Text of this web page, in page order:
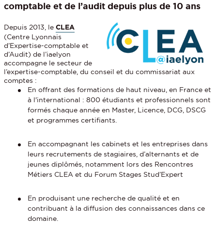
comptable et de l’audit depuis plus de 10 ans
Depuis 2013, leCLEA
(Centre Lyonnais
d’Expertise-comptable et
d’Audit) de l’iaelyon
accompagne le secteur de
l’expertise-comptable, du conseil et du commissariat aux
comptes :
En offrant des formations de haut niveau, en France et
à l'international : 800 étudiants et professionnels sont
formés chaque année en Master, Licence, DCG, DSCG
et programmes certifiants.
En accompagnant les cabinets et les entreprises dans
leurs recrutements de stagiaires, d’alternants et de
jeunes diplômés, notamment lors des Rencontres
Métiers CLEA et du Forum Stages Stud’Expert
En produisant une recherche de qualité et en
contribuant à la diffusion des connaissances dans ce
domaine.